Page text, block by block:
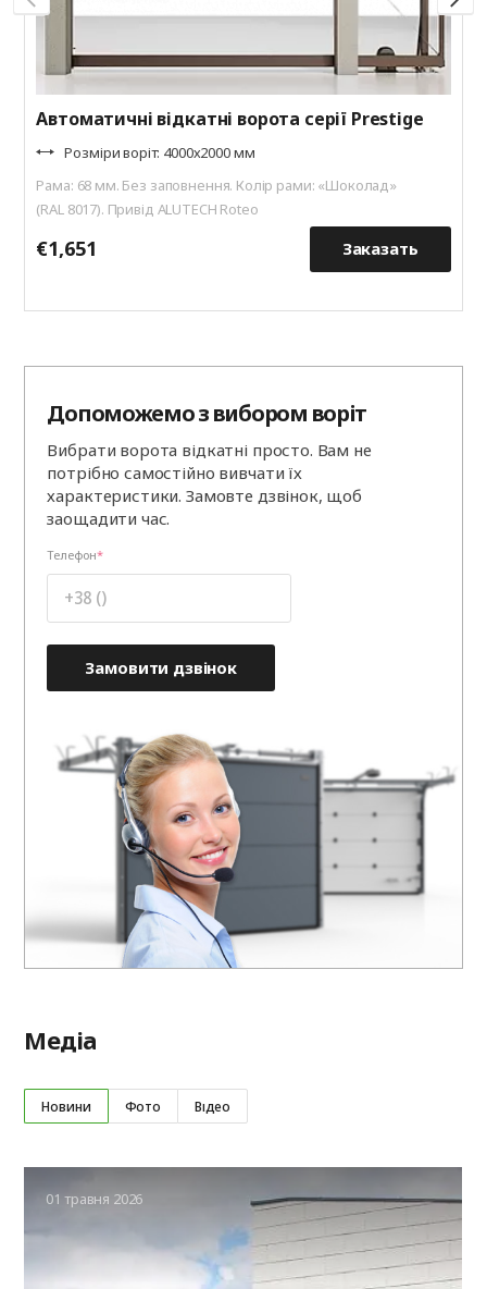
Автоматичні відкатні ворота серії Prestige
Розміри воріт: 4000х2000 мм
Рама: 68 мм. Без заповнення. Колір рами: «Шоколад»
(RAL 8017). Привід ALUTECH Roteo
€1,651 Заказать
Допоможемо з вибором воріт
Вибрати ворота відкатні просто. Вам не
потрібно самостійно вивчати їх
характеристики. Замовте дзвінок, щоб
заощадити час.
Телефон
Замовити дзвінок
Медіа
Новини Фото Відео
01 травня 2026